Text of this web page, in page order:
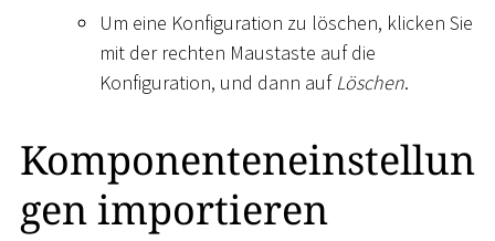
Um eine Konfiguration zu löschen, klicken Sie
mit der rechten Maustaste auf die
Konfiguration, und dann aufLöschen.
Komponenteneinstellun
gen importieren